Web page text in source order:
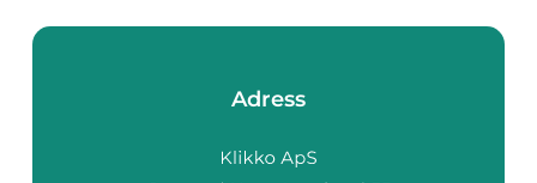
Adress